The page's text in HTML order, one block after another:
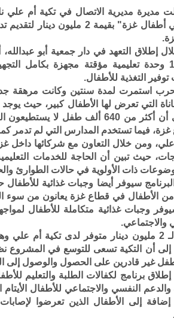
مديرة مديرية الاتصال في تكية أم علي
أطلقت تعهد "تعافي أطفال غزة"
طفل من خلال 15 وحدة تعليمية مؤقتة مجهزة
توفير التغذية للأطفال.
استمرت لمدة سنتين وكانت مرهقة جدا
والديهم، إضافة إلى أن أكثر من 640
فيما تستخدم المدارس التي لم تدمر
ومن خلال التعاون مع شركائها داخل
حيث تبين أن الحاجة للخدمات
ذات الأولوية في حالات الطوارئ
سيوفر أيضا وجبات غذائية للأطفال
إلى أن 60% من الأطفال في قطاع غزة يعانون من
وجبات غذائية متكاملة للأطفال
والاجتماعي.
وأضافت أن مبلغ الـ 2 مليون دينار متوفر لدى
أن التكية تسعى للتوسع في المشروع
برنامج لكفالات الطلبة والتعليم
والدعم النفسي والاجتماعي للأطفال
إضافة إلى الأطفال الذين تعرضوا